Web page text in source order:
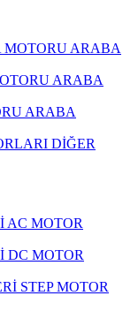
ARABA
ARABA
ARABA
DİĞER
AC MOTOR
DC MOTOR
STEP MOTOR